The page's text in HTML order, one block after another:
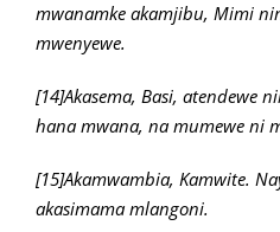
mwanamke akamjibu, Mimi
mwenyewe.
[14]Akasema, Basi, atendewe
hana mwana, na mumewe ni
[15]Akamwambia, Kamwite.
akasimama mlangoni.